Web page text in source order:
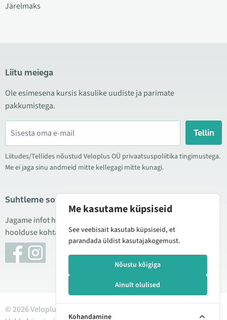
Järelmaks
Liitu meiega
Ole esimesena kursis kasulike uudiste ja parimate
pakkumistega.
Tellin
Liitudes/Tellides nõustud Veloplus OÜ privaatsuspoliitika tingimustega.
Me ei jaga sinu andmeid mitte kellegagi mitte kunagi.
Suhtleme sotsiaalmeedias
Jagame infot hea hinna kampaaniate, uute toodete ning
hoolduse kohta. Mõnikord teeme ka tooteülevaateid.
© 2026 Veloplus OÜ. Kõik õigused kaitstud
Me kasutame küpsiseid
See veebisait kasutab küpsiseid, et
parandada üldist kasutajakogemust.
Nõustu kõigiga
Ainult olulised
Kohandamine